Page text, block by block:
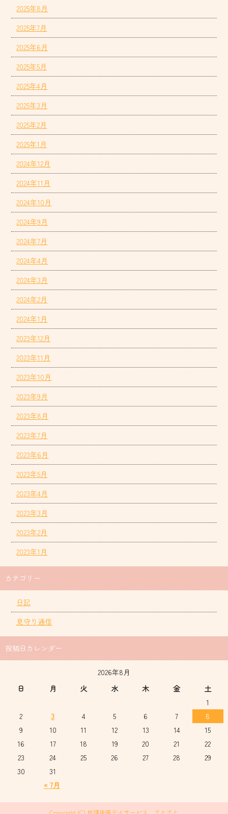
2025年8月
2025年7月
2025年6月
2025年5月
2025年4月
2025年3月
2025年2月
2025年1月
2024年12月
2024年11月
2024年10月
2024年9月
2024年7月
2024年4月
2024年3月
2024年2月
2024年1月
2023年12月
2023年11月
2023年10月
2023年9月
2023年8月
2023年7月
2023年6月
2023年5月
2023年4月
2023年3月
2023年2月
2023年1月
カテゴリー
日記
見守り通信
投稿日カレンダー
2026年8月
日
月 火 水 木 金 土
« 7月
1
2
3 4 5 6 7
8
9
10 11 12 13 14
15
16
17 18 19 20 21
22
23
24 25 26 27 28
29
30
31
Copyright (C) 放課後等デイサービス てとてと